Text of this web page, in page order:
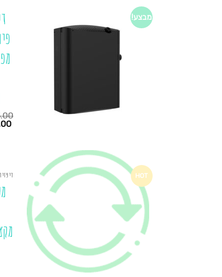
מבצע!
המחיר
HOT